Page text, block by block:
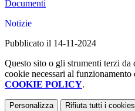
Documenti
Notizie
Pubblicato il 14-11-2024
Questo sito o gli strumenti terzi
cookie necessari al
COOKIE POLICY.
Personalizza Rifiuta tutti i cookies